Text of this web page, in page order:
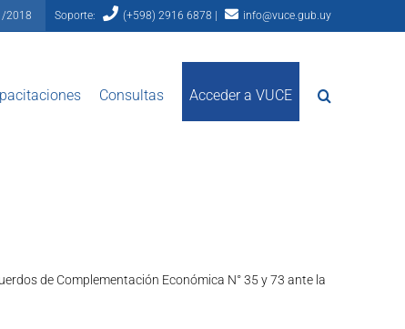
2018 Soporte: (+598) 2916 6878 | info@vuce.gub.uy
Consultas Acceder a VUCE
de Complementación Económica N° 35 y 73 ante la